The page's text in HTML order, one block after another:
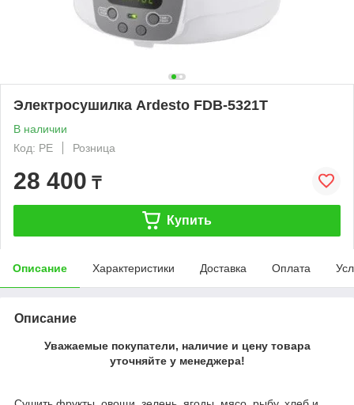
Электросушилка Ardesto FDB-5321T
В наличии
Код: PE
Розница
28 400 ₸
Купить
Описание Характеристики Доставка Оплата
Описание
Уважаемые покупатели, наличие и цену товара
уточняйте у менеджера!